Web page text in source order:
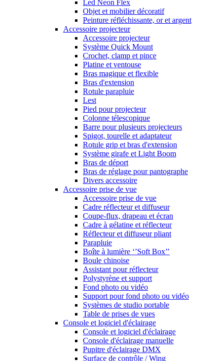
Led Neon Flex
Objet et mobilier décoratif
Peinture réfléchissante, or et argent
Accessoire projecteur
Accessoire projecteur
Système Quick Mount
Crochet, clamp et pince
Platine et ventouse
Bras magique et flexible
Bras d'extension
Rotule parapluie
Lest
Pied pour projecteur
Colonne télescopique
Barre pour plusieurs projecteurs
Spigot, tourelle et adaptateur
Rotule grip et bras d'extension
Système girafe et Light Boom
Bras de déport
Bras de réglage pour pantographe
Divers accessoire
Accessoire prise de vue
Accessoire prise de vue
Cadre réflecteur et diffuseur
Coupe-flux, drapeau et écran
Cadre à gélatine et réflecteur
Réflecteur et diffuseur pliant
Parapluie
Boîte à lumière ‘’Soft Box’’
Boule chinoise
Assistant pour réflecteur
Polystyrène et support
Fond photo ou vidéo
Support pour fond photo ou vidéo
Systèmes de studio portable
Table de prises de vues
Console et logiciel d'éclairage
Console et logiciel d'éclairage
Console d'éclairage manuelle
Pupitre d'éclairage DMX
Surface de contrôle / Wing